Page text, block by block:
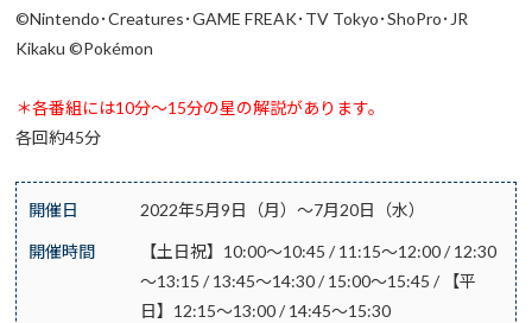
©Nintendo･Creatures･GAME FREAK･TV Tokyo･ShoPro･JR
Kikaku ©Pokémon
＊各番組には10分～15分の星の解説があります。
各回約45分
開催日 2022年5月9日（月）～7月20日（水）
開催時間
【土日祝】10:00～10:45 / 11:15～12:00 / 12:30
～13:15 / 13:45～14:30 / 15:00～15:45 / 【平
日】12:15～13:00 / 14:45～15:30